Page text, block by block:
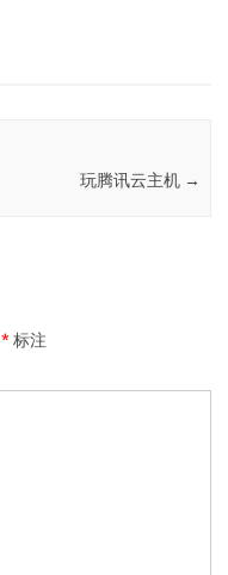
玩腾讯云主机 →
* 标注